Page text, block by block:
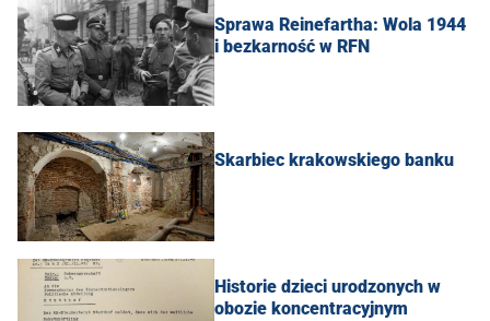
Sprawa Reinefartha: Wola 1944
i bezkarność w RFN
Skarbiec krakowskiego banku
Historie dzieci urodzonych w
obozie koncentracyjnym